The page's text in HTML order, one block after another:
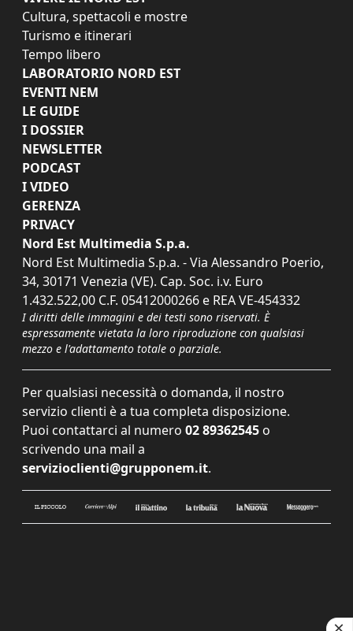
Cultura, spettacoli e mostre
Turismo e itinerari
Tempo libero
LABORATORIO NORD EST
EVENTI NEM
LE GUIDE
I DOSSIER
NEWSLETTER
PODCAST
I VIDEO
GERENZA
PRIVACY
Nord Est Multimedia S.p.a.
Nord Est Multimedia S.p.a. - Via Alessandro Poerio,
34, 30171 Venezia (VE). Cap. Soc. i.v. Euro
1.432.522,00 C.F. 05412000266 e REA VE-454332
I diritti delle immagini e dei testi sono riservati. È
espressamente vietata la loro riproduzione con qualsiasi
mezzo e l'adattamento totale o parziale.
Per qualsiasi necessità o domanda, il nostro
servizio clienti è a tua completa disposizione.
Puoi contattarci al numero 02 89362545 o
scrivendo una mail a
servizioclienti@grupponem.it.